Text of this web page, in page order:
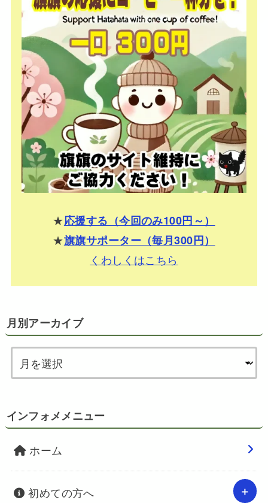
★応援する（今回のみ100円～）
★旗旗サポーター（毎月300円）
くわしくはこちら
月別アーカイブ
インフォメメニュー
ホーム
初めての方へ